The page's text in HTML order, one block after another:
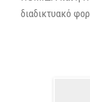
διαδικτυακό